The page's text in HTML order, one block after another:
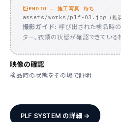
PHOTO — 施工写真 待ち
assets/works/plf-03.jpg（推奨
撮影ガイド: 呼び出された検品時
ター。衣類の状態が確認できている
映像の確認
検品時の状態をその場で証明
PLF SYSTEM の詳細 →